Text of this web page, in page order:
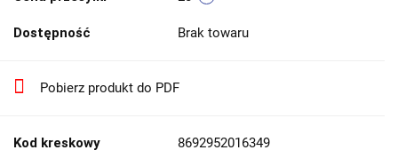
Dostępność Brak towaru
Pobierz produkt do PDF
Kod kreskowy 8692952016349